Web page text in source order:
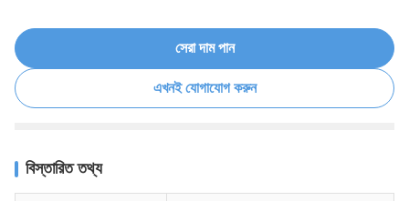
সেরা দাম পান
এখনই যোগাযোগ করুন
বিস্তারিত তথ্য